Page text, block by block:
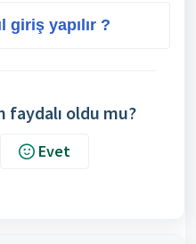
giriş yapılır ?
faydalı oldu mu?
Evet